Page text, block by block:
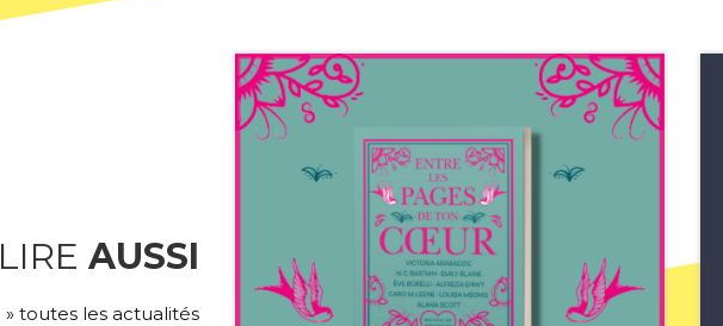
LIRE AUSSI
» toutes les actualités